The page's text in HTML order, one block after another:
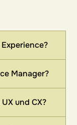
Manager?
und CX?